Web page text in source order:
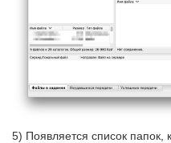
5) Появляется список папок,